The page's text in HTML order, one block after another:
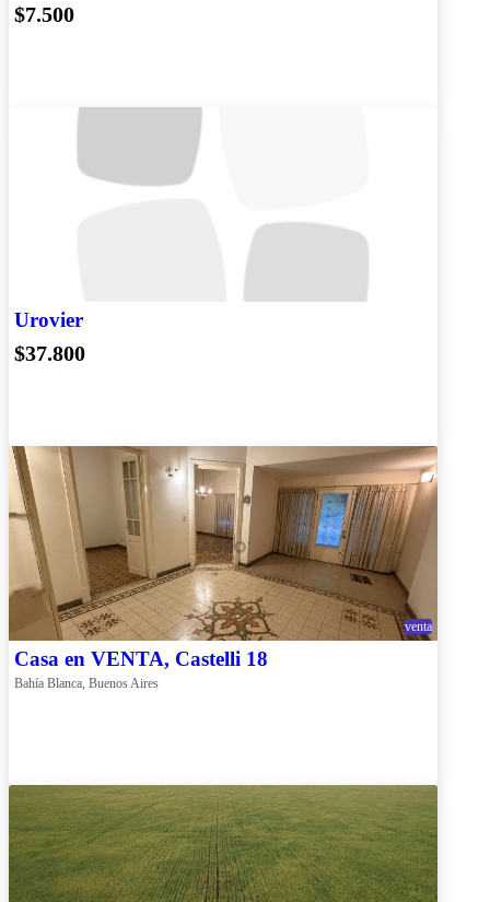
$7.500
Urovier
$37.800
venta
Casa en VENTA, Castelli 18
Bahía Blanca, Buenos Aires